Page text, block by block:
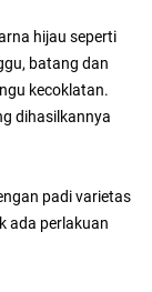
hijau seperti
batang dan
kecoklatan.
dihasilkannya
padi varietas
ada perlakuan